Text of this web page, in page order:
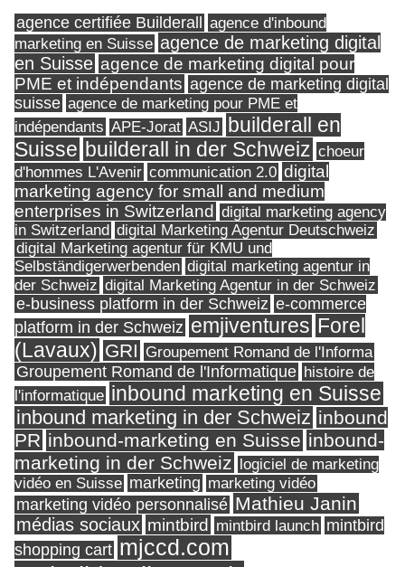
agence certifiée Builderall
agence d'inbound
marketing en Suisse agence de marketing digital
en Suisse agence de marketing digital pour
PME et indépendants agence de marketing digital
suisse agence de marketing pour PME et
indépendants APE-Jorat ASIJ builderall en
Suisse builderall in der Schweiz choeur
d'hommes L'Avenir communication 2.0 digital
marketing agency for small and medium
enterprises in Switzerland digital marketing agency
in Switzerland digital Marketing Agentur Deutschweiz
digital Marketing agentur für KMU und
Selbständigerwerbenden digital marketing agentur in
der Schweiz digital Marketing Agentur in der Schweiz
e-business platform in der Schweiz e-commerce
platform in der Schweiz emjiventures Forel
(Lavaux) GRI Groupement Romand de l'Informa
Groupement Romand de l'Informatique histoire de
l'informatique inbound marketing en Suisse
inbound marketing in der Schweiz inbound
PR inbound-marketing en Suisse inbound-
marketing in der Schweiz logiciel de marketing
vidéo en Suisse marketing marketing vidéo
marketing vidéo personnalisé Mathieu Janin
médias sociaux mintbird mintbird launch mintbird
shopping cart mjccd.com